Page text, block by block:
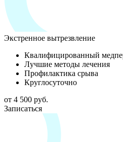
Экстренное вытрезвление
Квалифицированный
Лучшие методы лечения
Профилактика срыва
Круглосуточно
от 4 500 руб.
Записаться